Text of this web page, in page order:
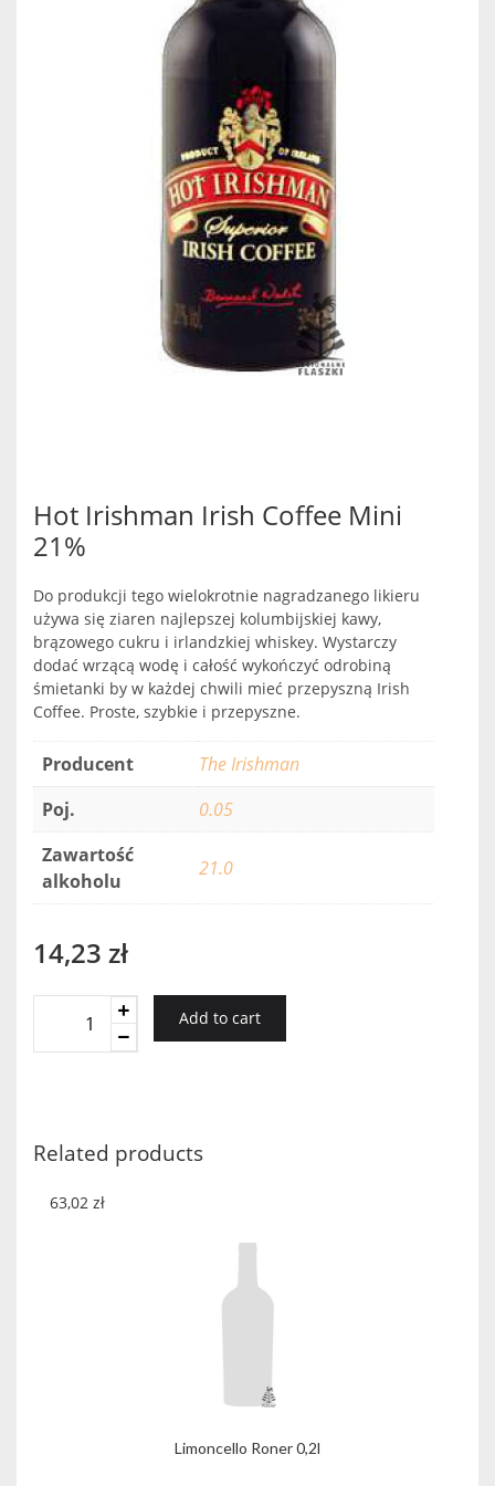
Hot Irishman Irish Coffee Mini
21%
Do produkcji tego wielokrotnie nagradzanego likieru
używa się ziaren najlepszej kolumbijskiej kawy,
brązowego cukru i irlandzkiej whiskey. Wystarczy
dodać wrzącą wodę i całość wykończyć odrobiną
śmietanki by w każdej chwili mieć przepyszną Irish
Coffee. Proste, szybkie i przepyszne.
Producent
The Irishman
Poj.
0.05
Zawartość
alkoholu
21.0
14,23 zł
Irishman
21%
quantity
Add to cart
Related products
Limoncello Roner 0,2l
63,02 zł